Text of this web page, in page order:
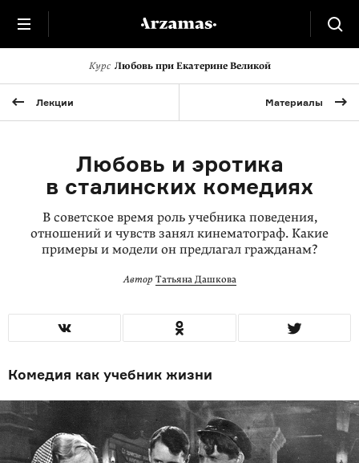
Курс Любовь при Екатерине Великой
Лекции Материалы
Любовь и эротика
в сталинских комедиях
В советское время роль учебника поведения,
отношений и чувств занял кинематограф. Какие
примеры и модели он предлагал гражданам?
Автор Татьяна Дашкова
Комедия как учебник жизни